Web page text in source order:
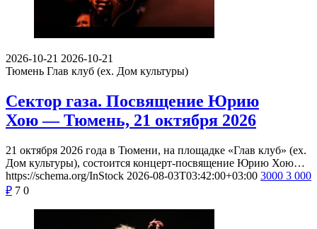
2026-10-21 2026-10-21
Тюмень Глав клуб (ex. Дом культуры)
Сектор газа. Посвящение Юрию
Хою — Тюмень, 21 октября 2026
21 октября 2026 года в Тюмени, на площадке «Глав клуб» (ex.
Дом культуры), состоится концерт-посвящение Юрию Хою…
https://schema.org/InStock 2026-08-03T03:42:00+03:00 3000 3 000
₽ 7 0